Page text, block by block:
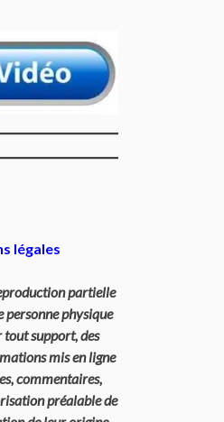
légales
partielle
physique
support, des
mis en ligne
commentaires,
préalable de